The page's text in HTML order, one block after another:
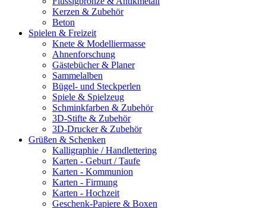
Kerzen & Zubehör
Beton
Spielen & Freizeit
Knete & Modelliermasse
Ahnenforschung
Gästebücher & Planer
Sammelalben
Bügel- und Steckperlen
Spiele & Spielzeug
Schminkfarben & Zubehör
3D-Stifte & Zubehör
3D-Drucker & Zubehör
Grüßen & Schenken
Kalligraphie / Handlettering
Karten - Geburt / Taufe
Karten - Kommunion
Karten - Firmung
Karten - Hochzeit
Geschenk-Papiere & Boxen